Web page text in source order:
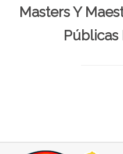
Masters Y
Públicas